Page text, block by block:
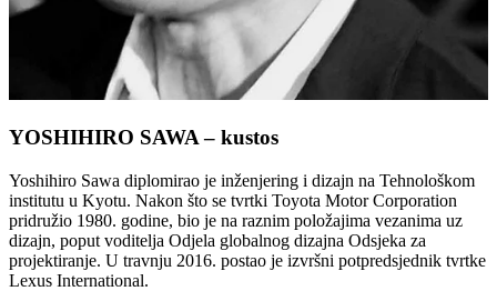
YOSHIHIRO SAWA – kustos
Yoshihiro Sawa diplomirao je inženjering i dizajn na Tehnološkom
institutu u Kyotu. Nakon što se tvrtki Toyota Motor Corporation
pridružio 1980. godine, bio je na raznim položajima vezanima uz
dizajn, poput voditelja Odjela globalnog dizajna Odsjeka za
projektiranje. U travnju 2016. postao je izvršni potpredsjednik tvrtke
Lexus International.